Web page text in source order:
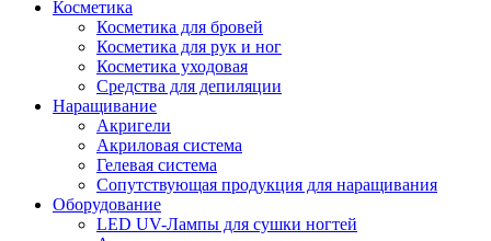
Косметика
Косметика для бровей
Косметика для рук и ног
Косметика уходовая
Средства для депиляции
Наращивание
Акригели
Акриловая система
Гелевая система
Сопутствующая продукция для наращивания
Оборудование
LED UV-Лампы для сушки ногтей